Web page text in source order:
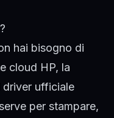
hai bisogno di
cloud HP, la
driver ufficiale
per stampare,